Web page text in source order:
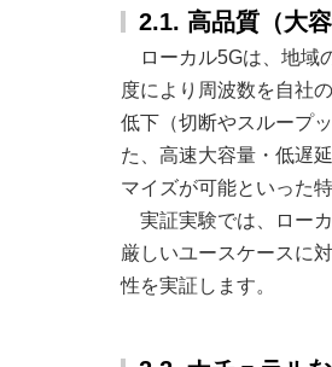
2.1. 高品質（大
ローカル5Gは、地域
度により周波数を自社
低下（切断やスループ
た、高速大容量・低遅
マイズが可能といった
実証実験では、ロー
厳しいユースケースに
性を実証します。